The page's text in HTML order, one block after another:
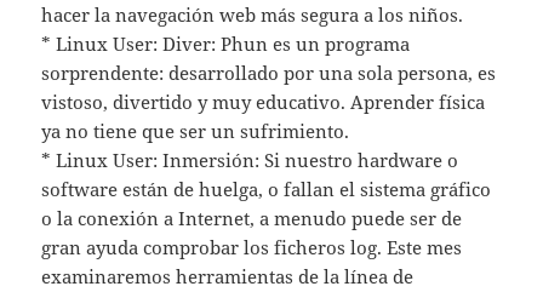
hacer la navegación web más segura a los niños.
* Linux User: Diver: Phun es un programa
sorprendente: desarrollado por una sola persona, es
vistoso, divertido y muy educativo. Aprender física
ya no tiene que ser un sufrimiento.
* Linux User: Inmersión: Si nuestro hardware o
software están de huelga, o fallan el sistema gráfico
o la conexión a Internet, a menudo puede ser de
gran ayuda comprobar los ficheros log. Este mes
examinaremos herramientas de la línea de